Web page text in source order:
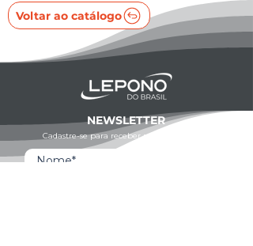
Voltar ao catálogo
NEWSLETTER
Cadastre-se para receber novidades e dicas